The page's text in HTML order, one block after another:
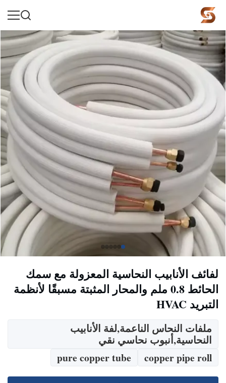
لفائف الأنابيب النحاسية المعزولة مع سمك
الحائط 0.8 ملم والمحار المثبتة مسبقًا لأنظمة
التبريد HVAC
ملفات النحاس الناعمة,لفة الأنابيب
النحاسية,أنبوب نحاسي نقي
copper pipe roll
pure copper tube